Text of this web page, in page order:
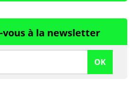
à la newsletter
OK